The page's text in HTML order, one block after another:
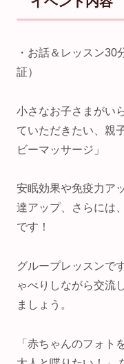
・お話＆レッスン30
証）
小さなお子さまがい
ていただきたい、親
ビーマッサージ」
安眠効果や免疫力ア
達アップ、さらには
です！
グループレッスンで
ゃべりしながら交流
ましょう。
「赤ちゃんのフォト